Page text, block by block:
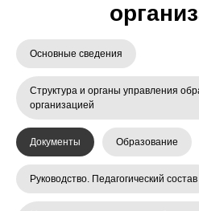
Основные сведения
Структура и органы управления
организацией
Документы Образование
Руководство. Педагогический состав